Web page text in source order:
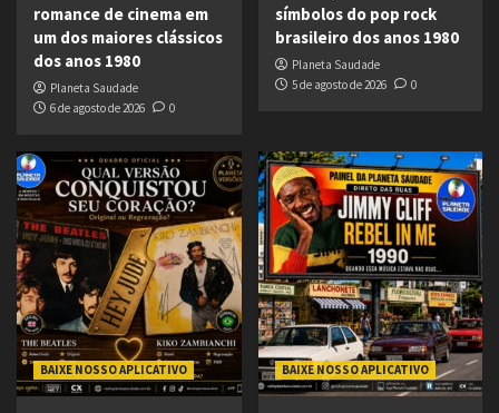
romance de cinema em
um dos maiores clássicos
dos anos 1980
Planeta Saudade
6 de agosto de 2026
0
símbolos do pop rock
brasileiro dos anos 1980
Planeta Saudade
5 de agosto de 2026
0
BAIXE NOSSO APLICATIVO BAIXE NOSSO APLICATIVO